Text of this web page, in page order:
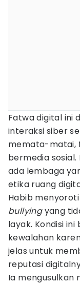
Fatwa digital ini
interaksi siber
memata-matai,
bermedia sosial.
ada lembaga
etika ruang
Habib
bullyingyang
layak. Kondisi
kewalahan
jelas untuk
reputasi
Ia mengusulkan